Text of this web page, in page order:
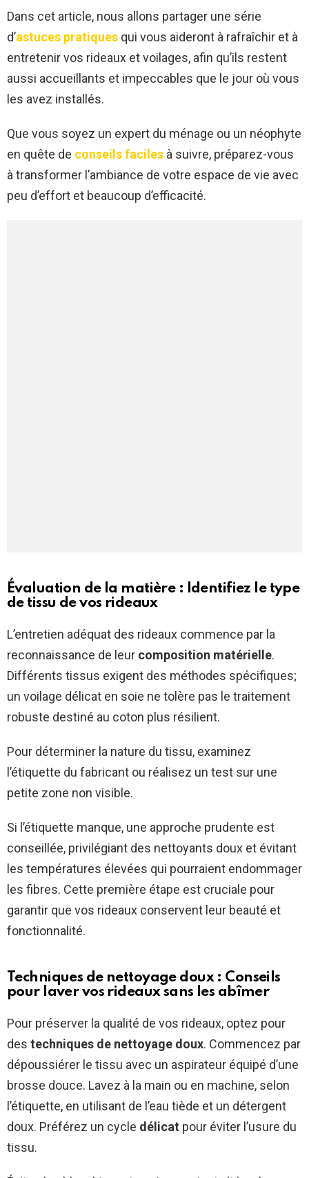
Dans cet article, nous allons partager une série
d’astuces pratiques qui vous aideront à rafraîchir et à
entretenir vos rideaux et voilages, afin qu’ils restent
aussi accueillants et impeccables que le jour où vous
les avez installés.
Que vous soyez un expert du ménage ou un néophyte
en quête de conseils faciles à suivre, préparez-vous
à transformer l’ambiance de votre espace de vie avec
peu d’effort et beaucoup d’efficacité.
Évaluation de la matière : Identifiez le type
de tissu de vos rideaux
L’entretien adéquat des rideaux commence par la
reconnaissance de leur composition matérielle.
Différents tissus exigent des méthodes spécifiques;
un voilage délicat en soie ne tolère pas le traitement
robuste destiné au coton plus résilient.
Pour déterminer la nature du tissu, examinez
l’étiquette du fabricant ou réalisez un test sur une
petite zone non visible.
Si l’étiquette manque, une approche prudente est
conseillée, privilégiant des nettoyants doux et évitant
les températures élevées qui pourraient endommager
les fibres. Cette première étape est cruciale pour
garantir que vos rideaux conservent leur beauté et
fonctionnalité.
Techniques de nettoyage doux : Conseils
pour laver vos rideaux sans les abîmer
Pour préserver la qualité de vos rideaux, optez pour
des techniques de nettoyage doux. Commencez par
dépoussiérer le tissu avec un aspirateur équipé d’une
brosse douce. Lavez à la main ou en machine, selon
l’étiquette, en utilisant de l’eau tiède et un détergent
doux. Préférez un cycle délicat pour éviter l’usure du
tissu.